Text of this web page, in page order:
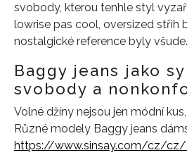
svobody, kterou tenhle styl
lowrise pas cool, oversized střih
nostalgické reference byly všude.
Baggy jeans jako
svobody a
Volné džíny nejsou jen módní
Různé modely Baggy jeans
https://www.sinsay.com/cz/